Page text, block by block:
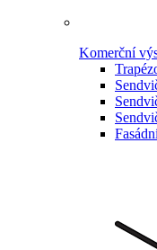
Komerční